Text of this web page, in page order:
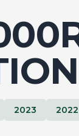
2023 2022